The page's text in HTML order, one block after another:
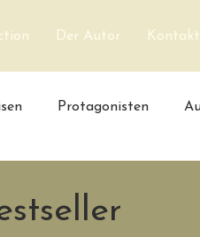
Der Autor Kontakt
Protagonisten